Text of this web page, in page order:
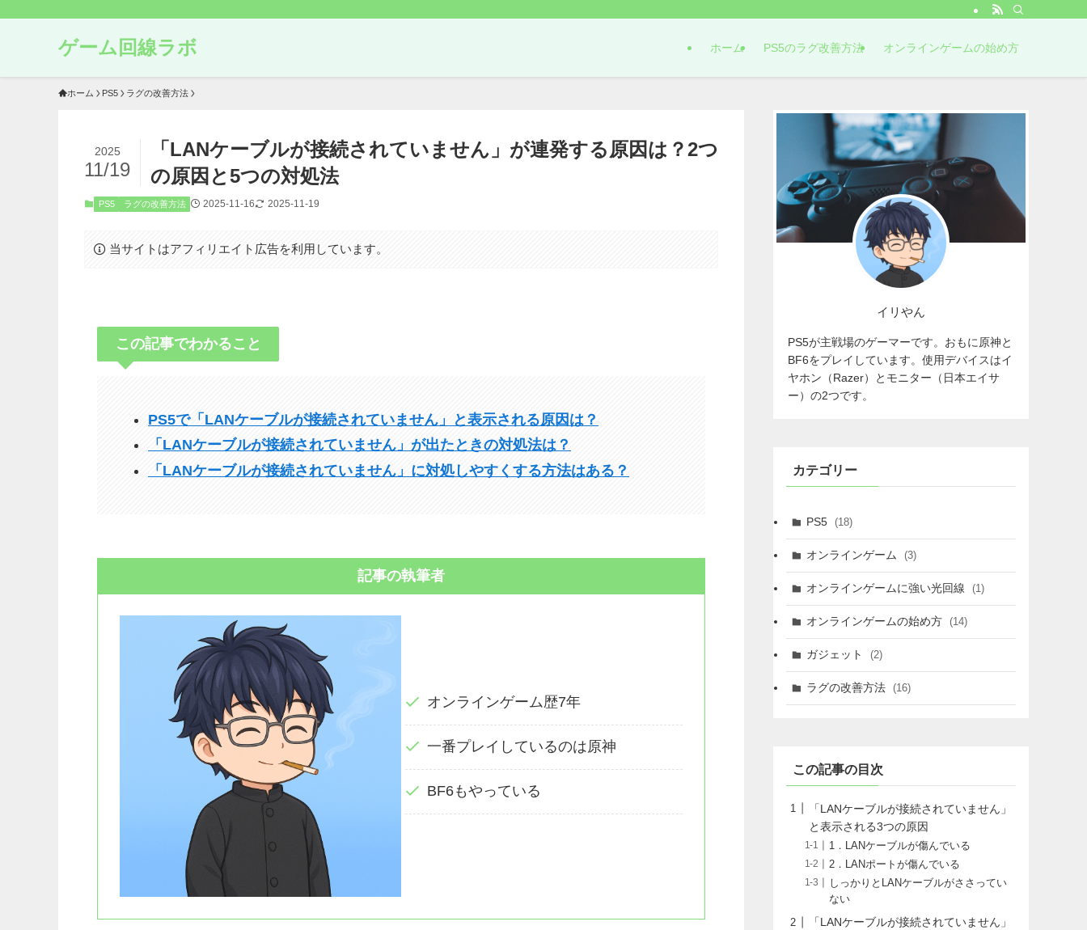
ゲーム回線ラボ ホーム PS5のラグ改善方法 オンラインゲームの始め方
ホーム PS5 ラグの改善方法
「LANケーブルが接続されていません」が連発する原因は？2つ
の原因と5つの対処法
2025
11/19
PS5 ラグの改善方法 2025-11-16 2025-11-19
当サイトはアフィリエイト広告を利用しています。
この記事でわかること
PS5で「LANケーブルが接続されていません」と表示される原因は？
「LANケーブルが接続されていません」が出たときの対処法は？
「LANケーブルが接続されていません」に対処しやすくする方法はある？
記事の執筆者
オンラインゲーム歴7年
一番プレイしているのは原神
BF6もやっている
イリやん
PS5が主戦場のゲーマーです。おもに原神と
BF6をプレイしています。使用デバイスはイ
ヤホン（Razer）とモニター（日本エイサ
ー）の2つです。
カテゴリー
PS5 (18)
オンラインゲーム (3)
オンラインゲームに強い光回線 (1)
オンラインゲームの始め方 (14)
ガジェット (2)
ラグの改善方法 (16)
この記事の目次
「LANケーブルが接続されていません」
と表示される3つの原因
1．LANケーブルが傷んでいる
2．LANポートが傷んでいる
しっかりとLANケーブルがささってい
ない
「LANケーブルが接続されていません」